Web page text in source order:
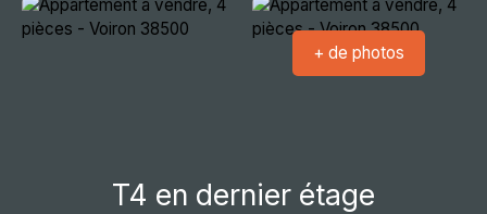
+ de photos
T4 en dernier étage